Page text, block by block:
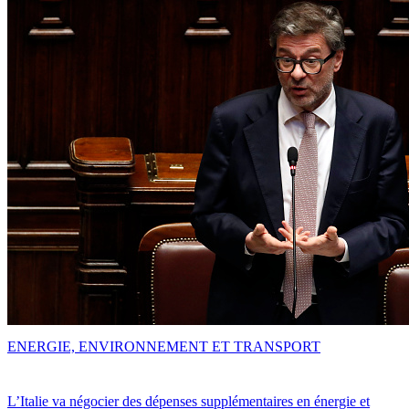
L’Italie va négocier des dépenses supplémentaires en énergie et
ENERGIE, ENVIRONNEMENT ET TRANSPORT